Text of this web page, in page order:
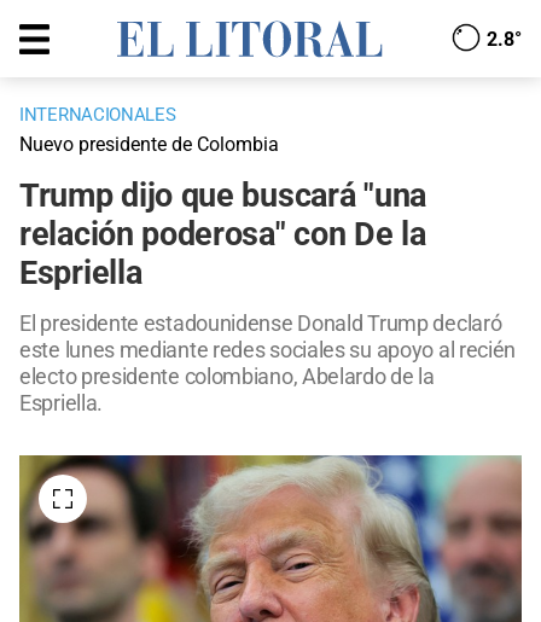
2.8°
INTERNACIONALES
Nuevo presidente de Colombia
Trump dijo que buscará "una
relación poderosa" con De la
Espriella
El presidente estadounidense Donald Trump declaró
este lunes mediante redes sociales su apoyo al recién
electo presidente colombiano, Abelardo de la
Espriella.